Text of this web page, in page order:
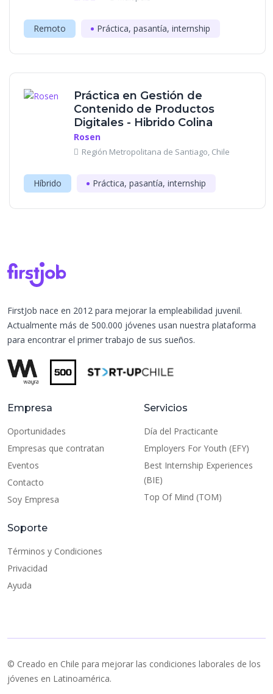
Remoto Práctica, pasantía, internship
Práctica en Gestión de
Contenido de Productos
Digitales - Hibrido Colina
Rosen
Región Metropolitana de Santiago, Chile
Híbrido Práctica, pasantía, internship
FirstJob nace en 2012 para mejorar la empleabilidad juvenil.
Actualmente más de 500.000 jóvenes usan nuestra plataforma
para encontrar el primer trabajo de sus sueños.
Empresa
Oportunidades
Empresas que contratan
Eventos
Contacto
Soy Empresa
Servicios
Día del Practicante
Employers For Youth (EFY)
Best Internship Experiences
(BIE)
Top Of Mind (TOM)
Soporte
Términos y Condiciones
Privacidad
Ayuda
© Creado en Chile para mejorar las condiciones laborales de los
jóvenes en Latinoamérica.